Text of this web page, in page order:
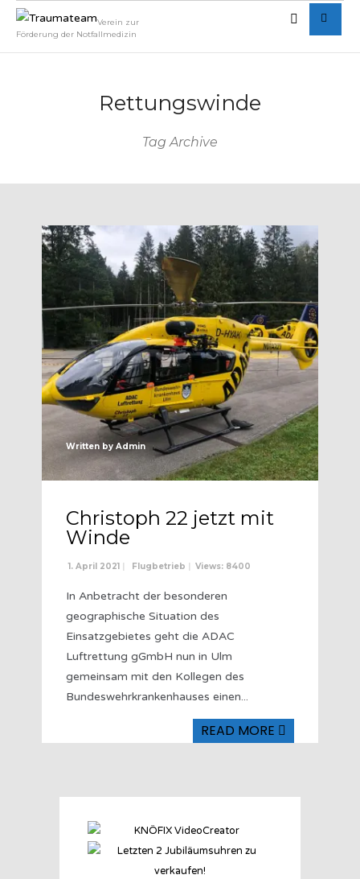
Verein zur
Förderung der Notfallmedizin
Rettungswinde
Tag Archive
Written by Admin
Christoph 22 jetzt mit
Winde
1. April 2021 | Flugbetrieb | Views: 8400
In Anbetracht der besonderen
geographische Situation des
Einsatzgebietes geht die ADAC
Luftrettung gGmbH nun in Ulm
gemeinsam mit den Kollegen des
Bundeswehrkrankenhauses einen...
READ MORE